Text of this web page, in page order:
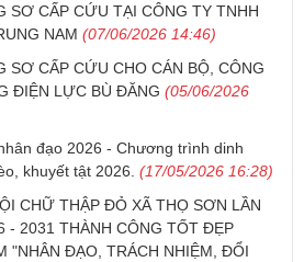
SƠ CẤP CỨU TẠI CÔNG TY TNHH
NAM (07/06/2026 14:46)
SƠ CẤP CỨU CHO CÁN BỘ, CÔNG
ĐIỆN LỰC BÙ ĐĂNG (05/06/2026
đạo 2026 - Chương trình dinh
khuyết tật 2026. (17/05/2026 16:28)
CHỮ THẬP ĐỎ XÃ THỌ SƠN LẦN
- 2031 THÀNH CÔNG TỐT ĐẸP
"NHÂN ĐẠO, TRÁCH NHIỆM, ĐỔI